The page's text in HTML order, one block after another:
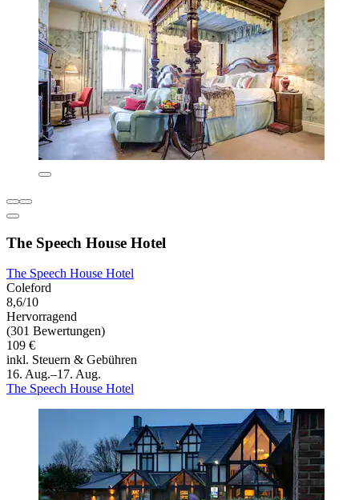
The Speech House Hotel
The Speech House Hotel
Coleford
8,6/10
Hervorragend
(301 Bewertungen)
109 €
inkl. Steuern & Gebühren
16. Aug.–17. Aug.
The Speech House Hotel